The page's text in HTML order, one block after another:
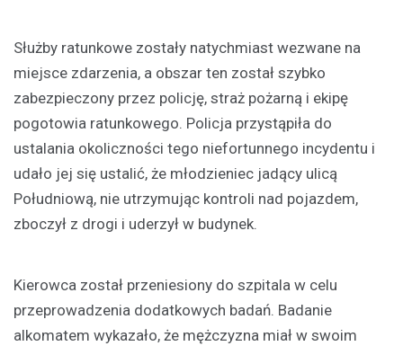
Służby ratunkowe zostały natychmiast wezwane na
miejsce zdarzenia, a obszar ten został szybko
zabezpieczony przez policję, straż pożarną i ekipę
pogotowia ratunkowego. Policja przystąpiła do
ustalania okoliczności tego niefortunnego incydentu i
udało jej się ustalić, że młodzieniec jadący ulicą
Południową, nie utrzymując kontroli nad pojazdem,
zboczył z drogi i uderzył w budynek.
Kierowca został przeniesiony do szpitala w celu
przeprowadzenia dodatkowych badań. Badanie
alkomatem wykazało, że mężczyzna miał w swoim